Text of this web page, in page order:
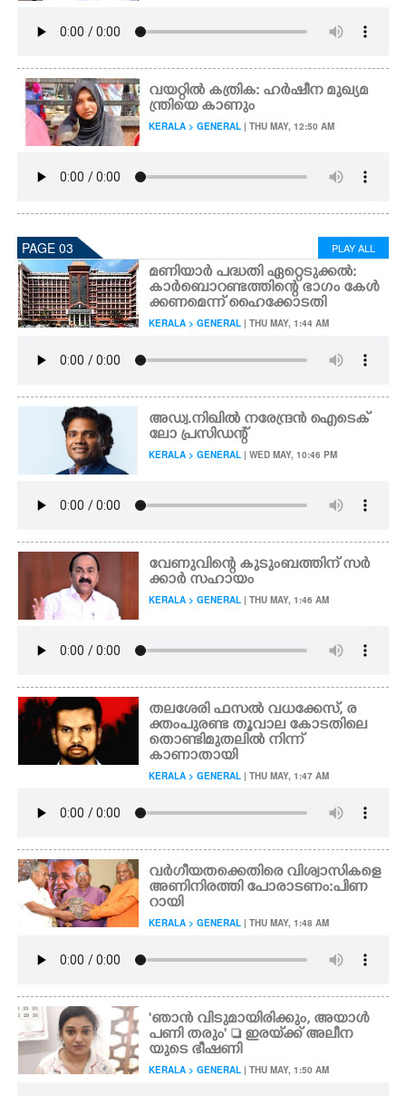
വയറ്റിൽ കത്രിക: ഹർഷീന മുഖ്യമ
ന്ത്രിയെ കാണും
KERALA > GENERAL | THU MAY, 12:50 AM
PAGE 03 PLAY ALL
മണിയാർ പദ്ധതി ഏറ്റെടുക്കൽ:
കാർബൊറണ്ടത്തിന്റെ ഭാഗം കേൾ
ക്കണമെന്ന് ഹൈക്കോടതി
KERALA > GENERAL | THU MAY, 1:44 AM
അഡ്വ.നിഖിൽ നരേന്ദ്രൻ ഐടെക്
ലോ പ്രസിഡന്റ്
KERALA > GENERAL | WED MAY, 10:46 PM
വേണുവിന്റെ കുടുംബത്തിന് സർ
ക്കാർ സഹായം
KERALA > GENERAL | THU MAY, 1:46 AM
തലശേരി ഫസൽ വധക്കേസ്, ര
ക്തംപുരണ്ട തൂവാല കോടതിലെ
തൊണ്ടിമുതലിൽ നിന്ന്
കാണാതായി
KERALA > GENERAL | THU MAY, 1:47 AM
വർഗീയതക്കെതിരെ വിശ്വാസികളെ
അണിനിരത്തി പോരാടണം: പിണ
റായി
KERALA > GENERAL | THU MAY, 1:48 AM
'ഞാൻ വിടുമായിരിക്കും, അയാൾ
പണി തരും'  ഇരയ്‌ക്ക് അലീന
യുടെ ഭീഷണി
KERALA > GENERAL | THU MAY, 1:50 AM